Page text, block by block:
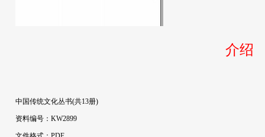
介绍
中国传统文化丛书(共13册)
资料编号：KW2899